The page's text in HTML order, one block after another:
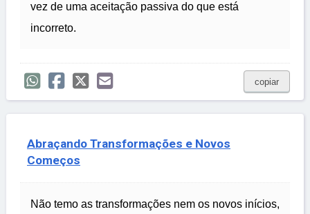
vez de uma aceitação passiva do que está
incorreto.
copiar
Abraçando Transformações e Novos
Começos
Não temo as transformações nem os novos inícios,